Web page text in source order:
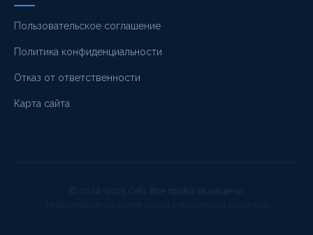
Пользовательское соглашение
Политика конфиденциальности
Отказ от ответственности
Карта сайта
© 2024–2025 Oali. Все права защищены.